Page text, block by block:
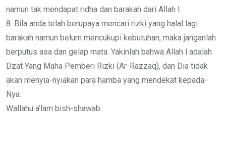
namun tak mendapat ridha dan barakah dari Allah l.
8. Bila anda telah berupaya mencari rizki yang halal lagi
barakah namun belum mencukupi kebutuhan, maka janganlah
berputus asa dan gelap mata. Yakinlah bahwa Allah l adalah
Dzat Yang Maha Pemberi Rizki (Ar-Razzaq), dan Dia tidak
akan menyia-nyiakan para hamba yang mendekat kepada-
Nya.
Wallahu a’lam bish-shawab.